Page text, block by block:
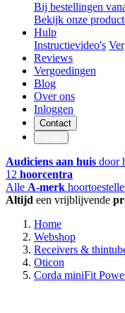
Bij bestellingen
Bekijk onze
Hulp
Instructievideo's
Reviews
Vergoedingen
Blog
Over ons
Inloggen
Contact
Audiciens aan huis door
12 hoorcentra
Alle A-merk
Altijd een vrijblijvende
Home
Webshop
Receivers &
Oticon
Corda miniFit